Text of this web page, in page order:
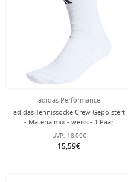
adidas Performance
adidas Tennissocke Crew Gepolstert
- Materialmix - weiss - 1 Paar
UVP: 18,00€
15,59€